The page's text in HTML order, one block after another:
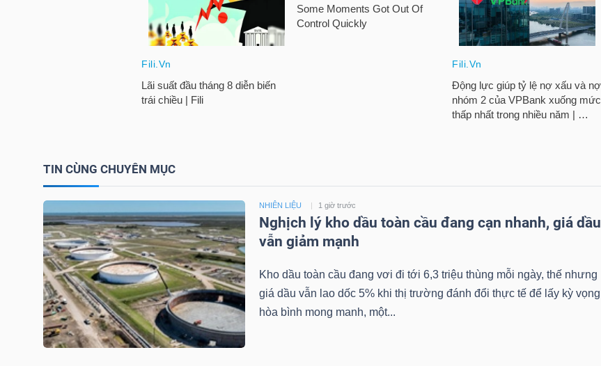
TIN CÙNG CHUYÊN MỤC
NHIÊN LIỆU 1 giờ trước
Nghịch lý kho dầu toàn cầu đang cạn nhanh, giá dầu
vẫn giảm mạnh
Kho dầu toàn cầu đang vơi đi tới 6,3 triệu thùng mỗi ngày, thế nhưng
giá dầu vẫn lao dốc 5% khi thị trường đánh đổi thực tế để lấy kỳ vọng
hòa bình mong manh, một...
LIỆU
Ngành
SECTOR